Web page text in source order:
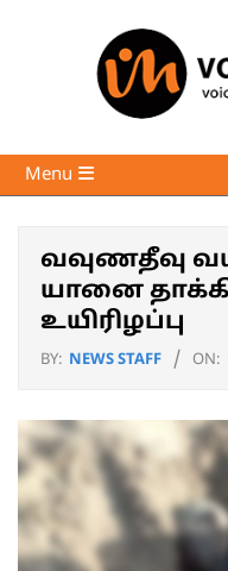
Voice
of
Primary
Navigation
Menu
வவுணதீவு
யானை
உயிரிழப்பு
BY: NEWS STAFF ON: